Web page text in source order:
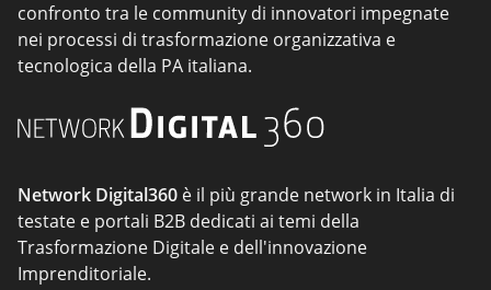
confronto tra le community di innovatori impegnate
nei processi di trasformazione organizzativa e
tecnologica della PA italiana.
Network Digital360 è il più grande network in Italia di
testate e portali B2B dedicati ai temi della
Trasformazione Digitale e dell'innovazione
Imprenditoriale.